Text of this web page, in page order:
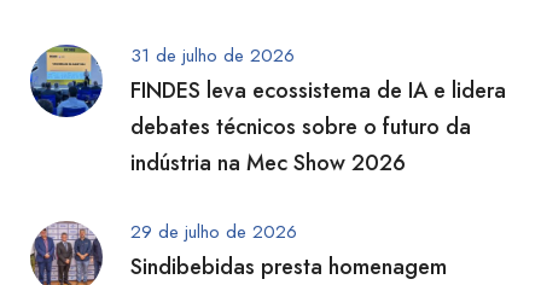
31 de julho de 2026
FINDES leva ecossistema de IA e lidera
debates técnicos sobre o futuro da
indústria na Mec Show 2026
29 de julho de 2026
Sindibebidas presta homenagem